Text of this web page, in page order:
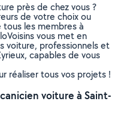
près de chez vous ?
de votre choix ou
les membres à
vous met en
voiture, professionnels et
capables de vous
réaliser tous vos projets !
voiture à Saint-